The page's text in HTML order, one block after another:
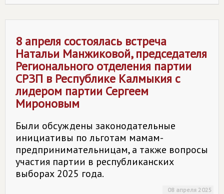
8 апреля состоялась встреча
Натальи Манжиковой, председателя
Регионального отделения партии
СРЗП в Республике Калмыкия с
лидером партии Сергеем
Мироновым
Были обсуждены законодательные
инициативы по льготам мамам-
предпринимательницам, а также вопросы
участия партии в республиканских
выборах 2025 года.
08 апреля 2025